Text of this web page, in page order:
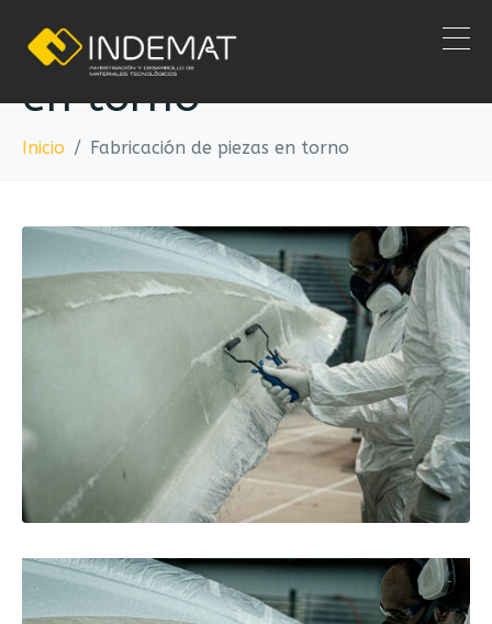
Fabricación de piezas
en torno
Inicio Fabricación de piezas en torno